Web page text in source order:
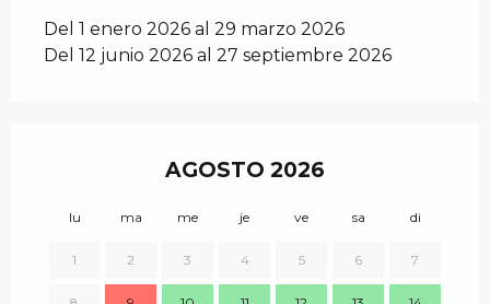
Del 1 enero 2026 al 29 marzo 2026
Del 12 junio 2026 al 27 septiembre 2026
AGOSTO 2026
lu ma me je ve sa di
1 2 3 4 5 6 7